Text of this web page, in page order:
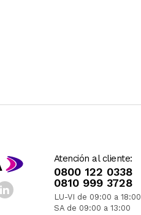
Atención al cliente:
0800 122 0338
0810 999 3728
LU-VI de 09:00 a 18:00
SA de 09:00 a 13:00